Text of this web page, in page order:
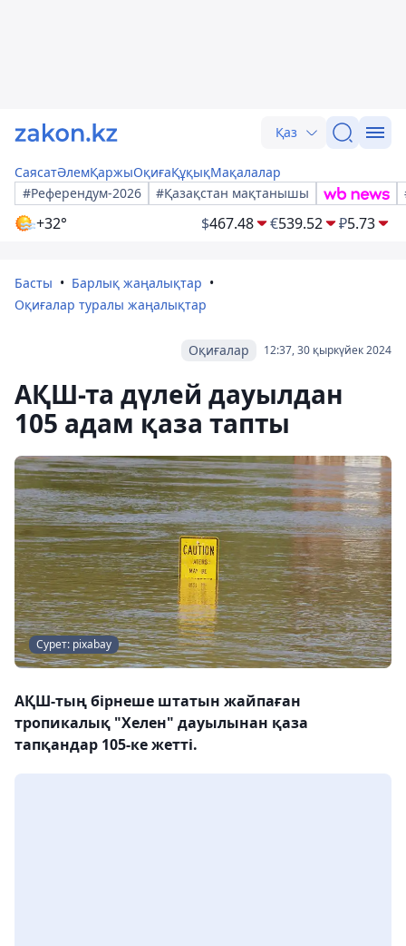
Қаз
СаясатӘлемҚаржыОқиғаҚұқықМақалалар
#Референдум-2026
#Қазақстан мақтанышы
+32° $467.48 €539.52 ₽5.73
Басты
Барлық жаңалықтар
Оқиғалар туралы жаңалықтар
12:37, 30 қыркүйек 2024
Оқиғалар
АҚШ-та дүлей дауылдан
105 адам қаза тапты
Сурет: pixabay
АҚШ-тың бірнеше штатын жайпаған
тропикалық "Хелен" дауылынан қаза
тапқандар 105-ке жетті.